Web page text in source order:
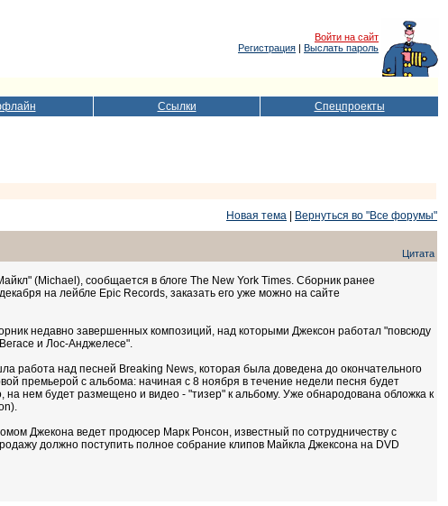
Войти на сайт
Регистрация | Выслать пароль
Ссылки Спецпроекты
Новая тема
Вернуться во "Все форумы"
Цитата
(Michael), сообщается в блоге The New York Times. Сборник ранее
на лейбле Epic Records, заказать его уже можно на сайте
недавно завершенных композиций, над которыми Джексон работал "повсюду
и Лос-Анджелесе".
работа над песней Breaking News, которая была доведена до окончательного
премьерой с альбома: начиная с 8 ноября в течение недели песня будет
на нем будет размещено и видео - "тизер" к альбому. Уже обнародована обложка к
Джекона ведет продюсер Марк Ронсон, известный по сотрудничеству с
должно поступить полное собрание клипов Майкла Джексона на DVD